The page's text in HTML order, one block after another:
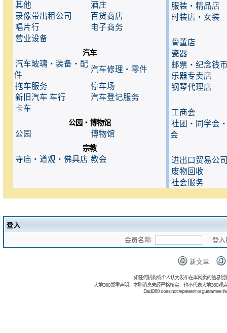
其他
酒庄
录像带出租公司
百货商店
唱片行
电子商务
营业设备
汽车
汽车玻璃・装备・配
件
汽车修理・零件
拖车服务
停车场
新旧汽车 车行
汽车登记服务
卡车
公园・博物馆
公园 博物馆
宗教
寺庙・道观・佛具店 教会
服装・精品店
时装店・女装
骨董店
瓷器
邮票・纪念钱
乐器专卖店
钢琴代理店
工商会
社团・同学会
会
进出口贸易公
废物回收
社会服务
登入
会员名称:
登入
新文章
如任何机构或个人认为发布在本网页的信息
大地360郑重声明：本则消息未经严格核实，也不代表大地360观
Dadi360 does not represent or guarantee